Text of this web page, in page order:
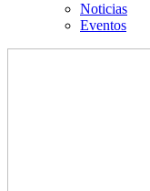
Noticias
Eventos